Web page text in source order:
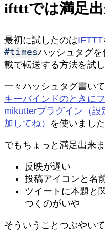
iftttでは満足
最初に試したのはIFTTT
#timesハッシュタグ
載で転送する方法を試し
一々ハッシュタグ書い
キーバインドのときに
mikutterプラグイン（
加してね） を使いました
でもちょっと満足出来
反映が遅い
投稿アイコンと名
ツイートに本題と
つくのがいや
そういうことつぶやい